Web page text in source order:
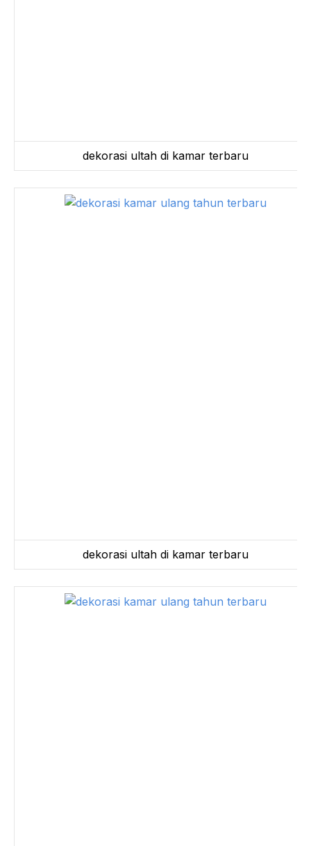
dekorasi ultah di kamar terbaru
dekorasi ultah di kamar terbaru